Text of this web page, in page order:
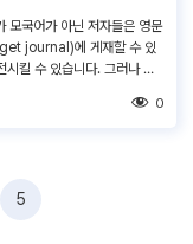
국어가 아닌 저자들은 영문
journal)에 게재할 수 있
시킬 수 있습니다. 그러나 너
교정의 […]
0
5